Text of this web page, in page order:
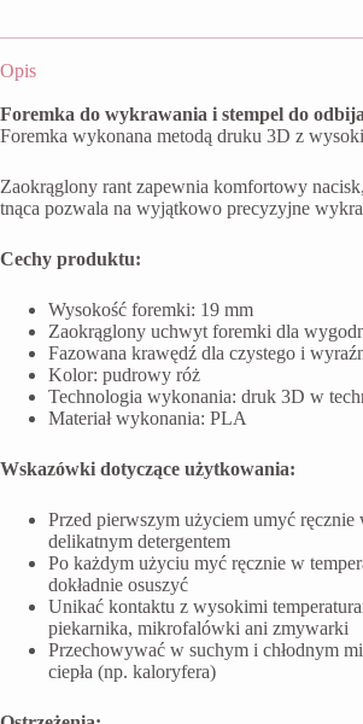
Opis
Foremka do wykrawania i stempel do
Foremka wykonana metodą druku 3D z
Zaokrąglony rant zapewnia komfortowy
tnąca pozwala na wyjątkowo precyzyjne
Cechy produktu:
Wysokość foremki: 19 mm
Zaokrąglony uchwyt foremki dla
Fazowana krawędź dla czystego i
Kolor: pudrowy róż
Technologia wykonania: druk 3D w
Materiał wykonania: PLA
Wskazówki dotyczące użytkowania:
Przed pierwszym użyciem umyć ręcznie
delikatnym detergentem
Po każdym użyciu myć ręcznie w
dokładnie osuszyć
Unikać kontaktu z wysokimi
piekarnika, mikrofalówki ani zmywarki
Przechowywać w suchym i chłodnym
ciepła (np. kaloryfera)